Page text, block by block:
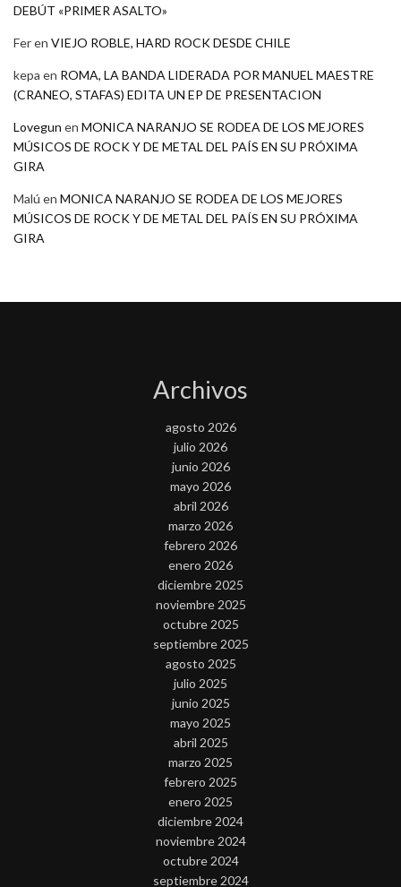
DEBÚT «PRIMER ASALTO»
Feren VIEJO ROBLE, HARD ROCK DESDE CHILE
kepa en ROMA, LA BANDA LIDERADA POR MANUEL MAESTRE
(CRANEO, STAFAS) EDITA UN EP DE PRESENTACION
Lovegun en MONICA NARANJO SE RODEA DE LOS MEJORES
MÚSICOS DE ROCK Y DE METAL DEL PAÍS EN SU PRÓXIMA
GIRA
Malú en MONICA NARANJO SE RODEA DE LOS MEJORES
MÚSICOS DE ROCK Y DE METAL DEL PAÍS EN SU PRÓXIMA
GIRA
Archivos
agosto 2026
julio 2026
junio 2026
mayo 2026
abril 2026
marzo 2026
febrero 2026
enero 2026
diciembre 2025
noviembre 2025
octubre 2025
septiembre 2025
agosto 2025
julio 2025
junio 2025
mayo 2025
abril 2025
marzo 2025
febrero 2025
enero 2025
diciembre 2024
noviembre 2024
octubre 2024
septiembre 2024